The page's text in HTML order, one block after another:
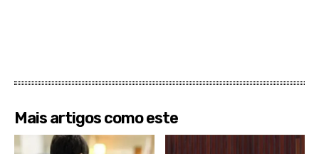
Mais artigos como este